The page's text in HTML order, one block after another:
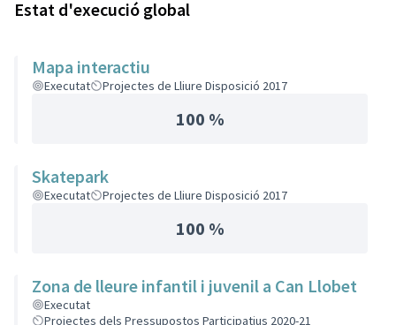
Estat d'execució global
Mapa interactiu
Executat Projectes de Lliure Disposició 2017
100 %
Skatepark
Executat Projectes de Lliure Disposició 2017
100 %
Zona de lleure infantil i juvenil a Can Llobet
Executat
Projectes dels Pressupostos Participatius 2020-21